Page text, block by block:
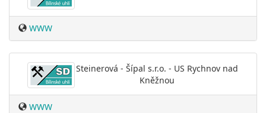
WWW
Steinerová - Šípal s.r.o. - US Rychnov nad
Kněžnou
WWW